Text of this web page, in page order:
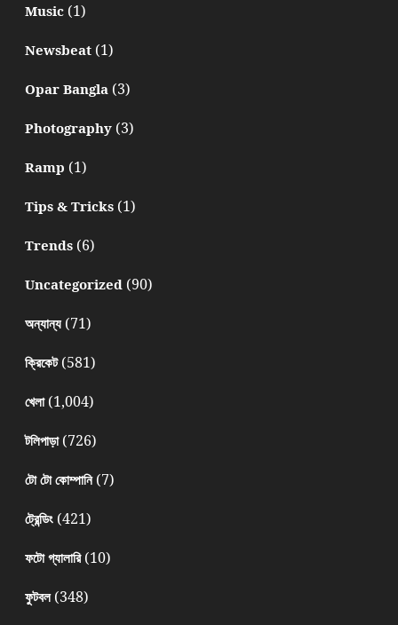
Music(1)
Newsbeat(1)
Opar Bangla(3)
Photography(3)
Ramp (1)
Tips & Tricks(1)
Trends(6)
Uncategorized(90)
অন্যান্য(71)
ক্রিকেট(581)
খেলা(1,004)
টলিপাড়া(726)
টো টো কোম্পানি(7)
ট্রেন্ডিং(421)
ফটো গ্যালারি(10)
ফুটবল(348)